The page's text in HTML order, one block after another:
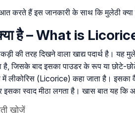
करते हैं इस जानकारी के साथ कि मुलेठी क्या
है – What is
की तरह दिखने वाला खाद्य पदार्थ है। यह
है, जिसके बाद इसका पाउडर के रूप या छोटे-
में लीकोरिस (Licorice) कहा जाता है। इसका
इसका स्वाद मीठा लगता है। खास बात यह